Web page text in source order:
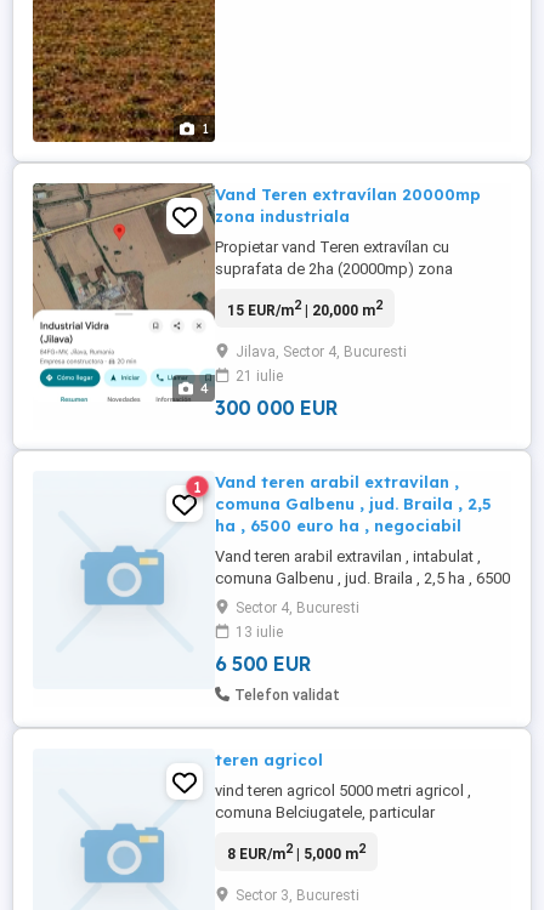
1
4
Vand Teren extravílan 20000mp
zona industriala
Propietar vand Teren extravílan cu
suprafata de 2ha (20000mp) zona
oferte decente.
15 EUR/m2| 20,000 m2
Jilava, Sector 4, Bucuresti
21 iulie
300 000 EUR
1
Vand teren arabil extravilan ,
comuna Galbenu , jud. Braila , 2,5
ha , 6500 euro ha , negociabil
Vand teren arabil extravilan , intabulat ,
comuna Galbenu , jud. Braila , 2,5 ha , 6500
euro ha , negociabil
Sector 4, Bucuresti
13 iulie
6 500 EUR
Telefon validat
teren agricol
vind teren agricol 5000 metri agricol ,
comuna Belciugatele, particular
8 EUR/m2| 5,000 m2
Sector 3, Bucuresti